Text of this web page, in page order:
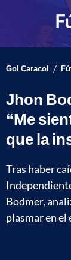
Gol Caracol /
Jhon
“Me
que la
Tras haber
Bodmer,
plasmar en el